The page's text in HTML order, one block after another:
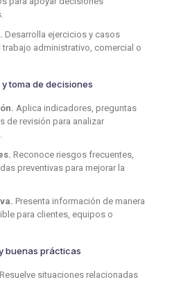
Desarrolla ejercicios y casos
administrativo, comercial o
toma de decisiones
Aplica indicadores, preguntas
de revisión para analizar
Reconoce riesgos frecuentes,
preventivas para mejorar la
Presenta información de manera
para clientes, equipos o
buenas prácticas
Resuelve situaciones relacionadas